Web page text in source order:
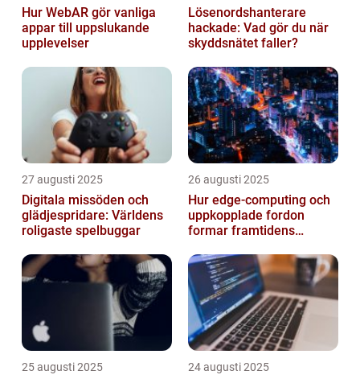
Hur WebAR gör vanliga
appar till uppslukande
upplevelser
Lösenordshanterare
hackade: Vad gör du när
skyddsnätet faller?
27 augusti 2025
Digitala missöden och
glädjespridare: Världens
roligaste spelbuggar
26 augusti 2025
Hur edge‑computing och
uppkopplade fordon
formar framtidens
25 augusti 2025 24 augusti 2025